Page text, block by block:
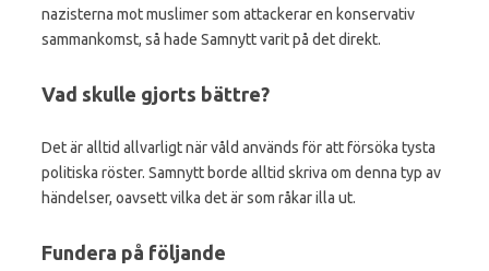
nazisterna mot muslimer som attackerar en konservativ
sammankomst, så hade Samnytt varit på det direkt.
Vad skulle gjorts bättre?
Det är alltid allvarligt när våld används för att försöka tysta
politiska röster. Samnytt borde alltid skriva om denna typ av
händelser, oavsett vilka det är som råkar illa ut.
Fundera på följande